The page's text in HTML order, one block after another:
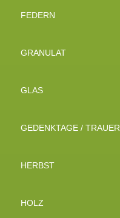
FEDERN
GRANULAT
GLAS
GEDENKTAGE / TRAUER
HERBST
HOLZ